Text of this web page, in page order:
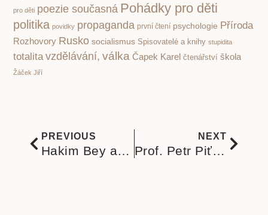
pro děti poezie současná Pohádky pro děti
politika povidky propaganda první čtení psychologie Příroda
Rozhovory Rusko socialismus Spisovatelé a knihy stupidita
totalita vzdělávání, válka Čapek Karel čtenářství škola
Žáček Jiří
PREVIOUS NEXT